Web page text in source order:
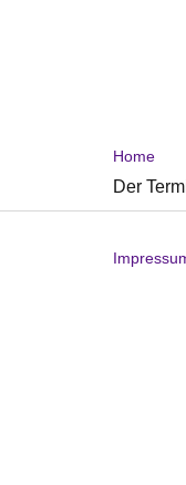
Home
Der